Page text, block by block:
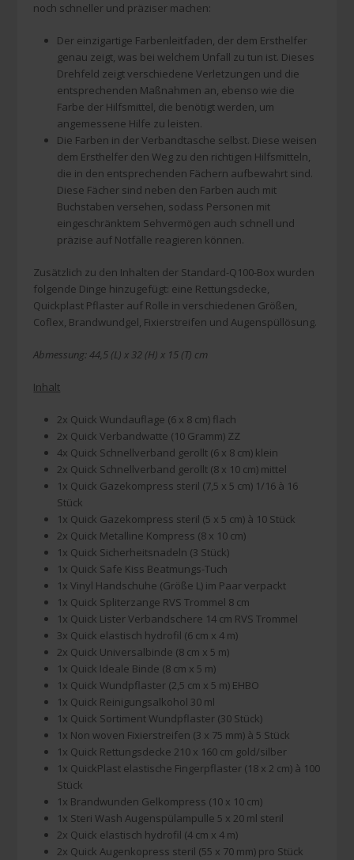
noch schneller und präziser machen:
Der einzigartige Farbenleitfaden, der dem Ersthelfer
genau zeigt, was bei welchem Unfall zu tun ist. Dieses
Drehfeld zeigt verschiedene Verletzungen und die
entsprechenden Maßnahmen an, ebenso wie die
Farbe der Hilfsmittel, die benötigt werden, um
angemessene Hilfe zu leisten.
Die Farben in der Verbandtasche selbst. Diese weisen
dem Ersthelfer den Weg zu den richtigen Hilfsmitteln,
die in den entsprechenden Fächern aufbewahrt sind.
Diese Fächer sind neben den Farben auch mit
Buchstaben versehen, sodass Personen mit
eingeschränktem Sehvermögen auch schnell und
präzise auf Notfälle reagieren können.
Zusätzlich zu den Inhalten der Standard-Q100-Box wurden
folgende Dinge hinzugefügt: eine Rettungsdecke,
Quickplast Pflaster auf Rolle in verschiedenen Größen,
Coflex, Brandwundgel, Fixierstreifen und Augenspüllösung.
Abmessung: 44,5 (L) x 32 (H) x 15 (T) cm
Inhalt
2x Quick Wundauflage (6 x 8 cm) flach
2x Quick Verbandwatte (10 Gramm) ZZ
4x Quick Schnellverband gerollt (6 x 8 cm) klein
2x Quick Schnellverband gerollt (8 x 10 cm) mittel
1x Quick Gazekompress steril (7,5 x 5 cm) 1/16 à 16
Stück
1x Quick Gazekompress steril (5 x 5 cm) à 10 Stück
2x Quick Metalline Kompress (8 x 10 cm)
1x Quick Sicherheitsnadeln (3 Stück)
1x Quick Safe Kiss Beatmungs-Tuch
1x Vinyl Handschuhe (Größe L) im Paar verpackt
1x Quick Spliterzange RVS Trommel 8 cm
1x Quick Lister Verbandschere 14 cm RVS Trommel
3x Quick elastisch hydrofil (6 cm x 4 m)
2x Quick Universalbinde (8 cm x 5 m)
1x Quick Ideale Binde (8 cm x 5 m)
1x Quick Wundpflaster (2,5 cm x 5 m) EHBO
1x Quick Reinigungsalkohol 30 ml
1x Quick Sortiment Wundpflaster (30 Stück)
1x Non woven Fixierstreifen (3 x 75 mm) à 5 Stück
1x Quick Rettungsdecke 210 x 160 cm gold/silber
1x QuickPlast elastische Fingerpflaster (18 x 2 cm) à 100
Stück
1x Brandwunden Gelkompress (10 x 10 cm)
1x Steri Wash Augenspülampulle 5 x 20 ml steril
2x Quick elastisch hydrofil (4 cm x 4 m)
2x Quick Augenkopress steril (55 x 70 mm) pro Stück